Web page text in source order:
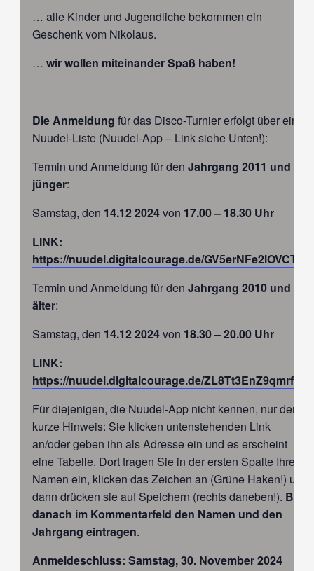
… alle Kinder und Jugendliche bekommen ein
Geschenk vom Nikolaus.
…wir wollen miteinander Spaß haben!
Die Anmeldung für das Disco-Turnier erfolgt über eine
Nuudel-Liste (Nuudel-App – Link siehe Unten!):
Termin und Anmeldung für denJahrgang 2011 und
jünger:
Samstag, den 14.12 2024von 17.00 – 18.30 Uhr
LINK:
https://nuudel.digitalcourage.de/GV5erNFe2lOVCTo8
Termin und Anmeldung für denJahrgang 2010 und
älter:
Samstag, den 14.12 2024von 18.30 – 20.00 Uhr
LINK:
https://nuudel.digitalcourage.de/ZL8Tt3EnZ9qmrfFl
Für diejenigen, die Nuudel-App nicht kennen, nur der
kurze Hinweis: Sie klicken untenstehenden Link
an/oder geben ihn als Adresse ein und es erscheint
eine Tabelle. Dort tragen Sie in der ersten Spalte Ihren
Namen ein, klicken das Zeichen an (Grüne Haken!) und
dann drücken sie auf Speichern (rechts daneben!). Bitte
danach im Kommentarfeld den Namen und den
Jahrgang eintragen.
Anmeldeschluss: Samstag, 30. November 2024